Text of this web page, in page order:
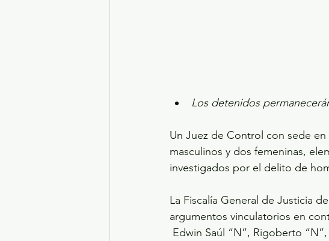
Los detenidos
Un Juez de Control con sede
masculinos y dos femeninas,
investigados por el delito de
La Fiscalía General de Justicia
argumentos vinculatorios en
Edwin Saúl “N”, Rigoberto